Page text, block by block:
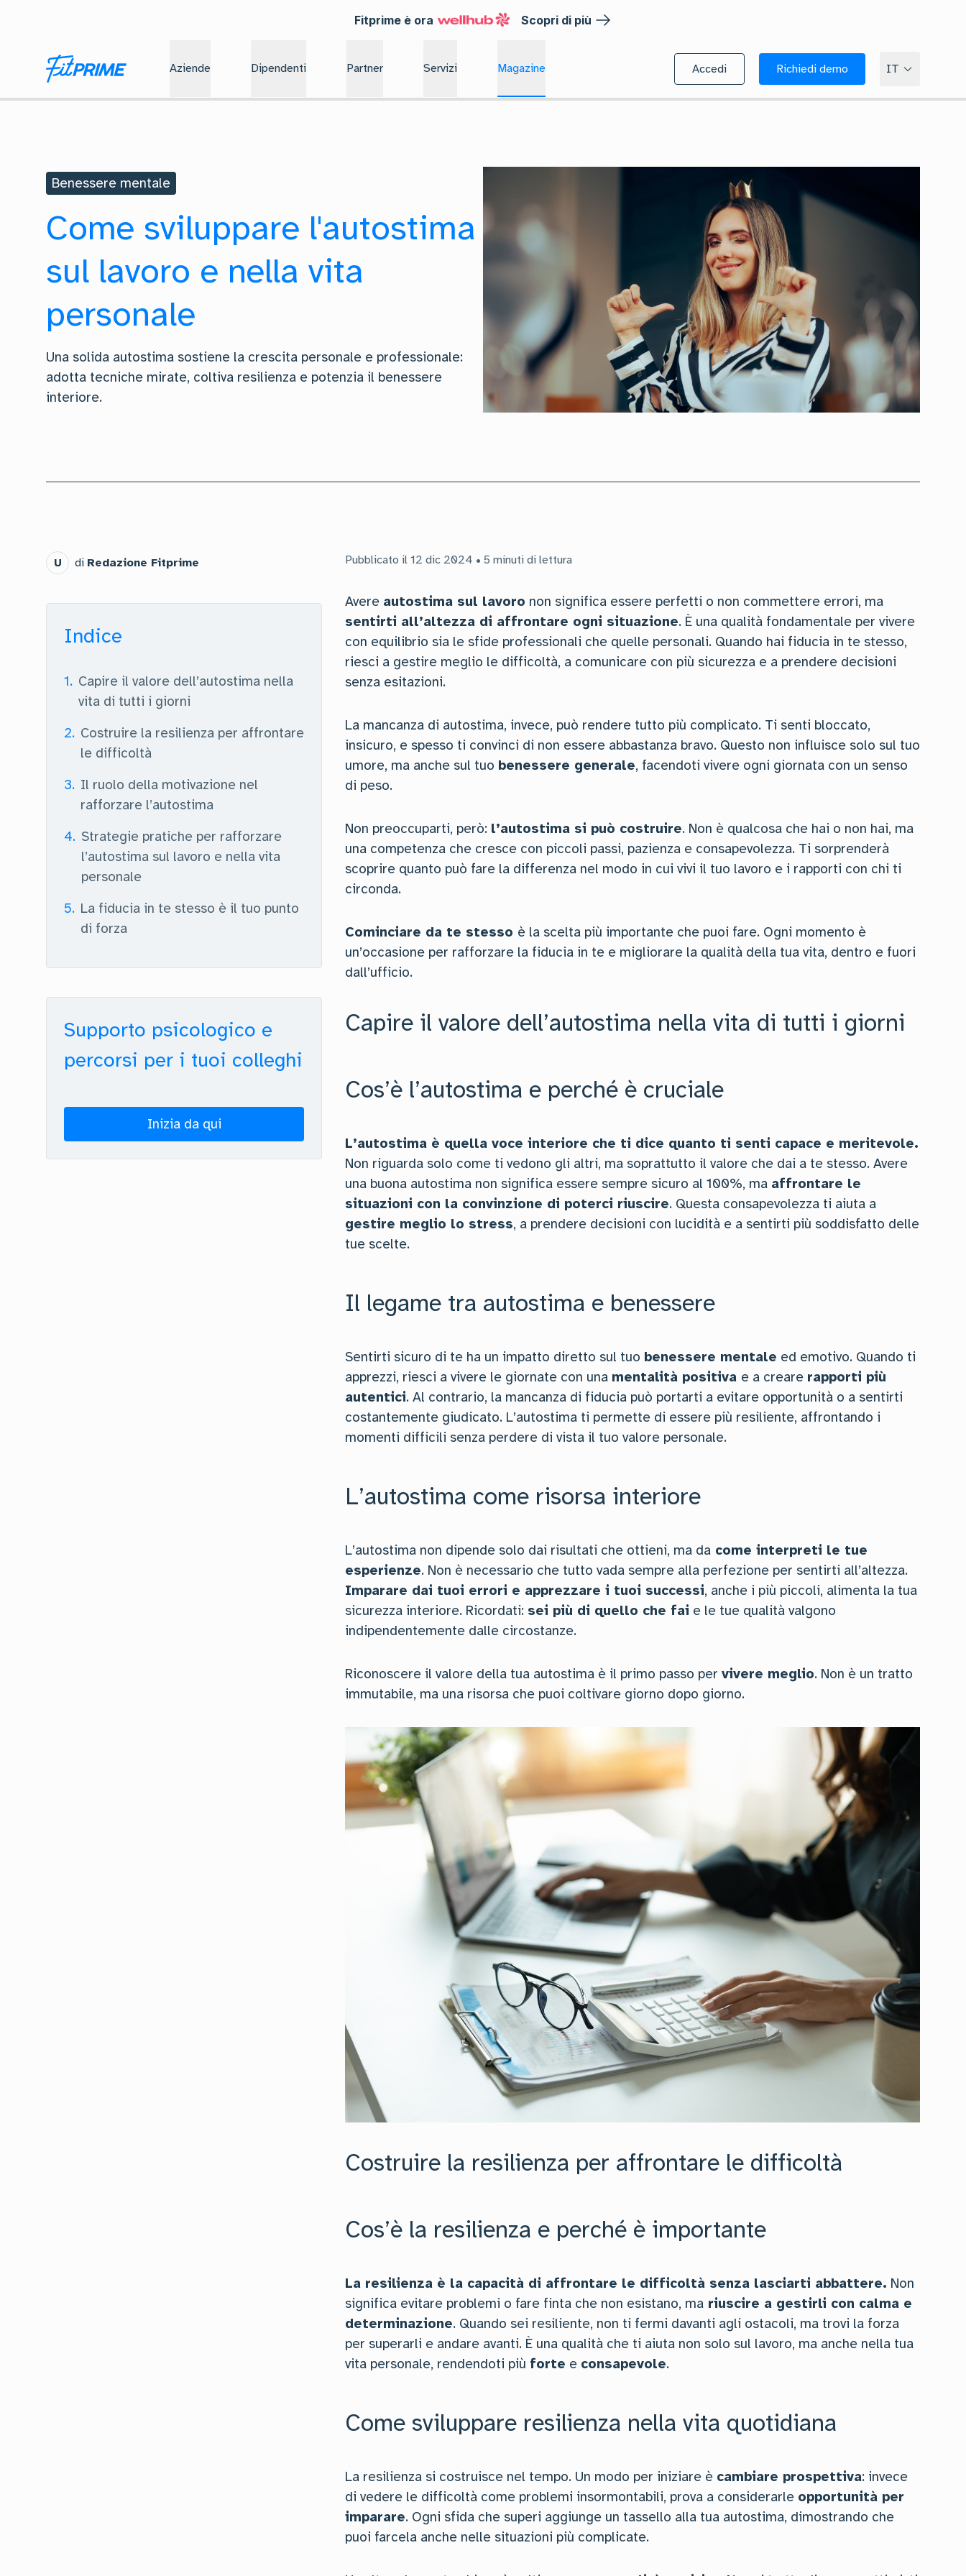
Fitprime è ora Scopri di più
Aziende Dipendenti Partner Servizi Magazine Accedi Richiedi demo IT
Benessere mentale
Come sviluppare l'autostima
sul lavoro e nella vita
personale
Una solida autostima sostiene la crescita personale e professionale:
adotta tecniche mirate, coltiva resilienza e potenzia il benessere
interiore.
U di Redazione Fitprime
Indice
1. Capire il valore dell’autostima nella
vita di tutti i giorni
2. Costruire la resilienza per affrontare
le difficoltà
3. Il ruolo della motivazione nel
rafforzare l’autostima
4. Strategie pratiche per rafforzare
l’autostima sul lavoro e nella vita
personale
5. La fiducia in te stesso è il tuo punto
di forza
Supporto psicologico e
percorsi per i tuoi colleghi
Inizia da qui
Pubblicato il 12 dic 2024 • 5 minuti di lettura
Avere autostima sul lavoro non significa essere perfetti o non commettere errori, ma
sentirti all’altezza di affrontare ogni situazione. È una qualità fondamentale per vivere
con equilibrio sia le sfide professionali che quelle personali. Quando hai fiducia in te stesso,
riesci a gestire meglio le difficoltà, a comunicare con più sicurezza e a prendere decisioni
senza esitazioni.
La mancanza di autostima, invece, può rendere tutto più complicato. Ti senti bloccato,
insicuro, e spesso ti convinci di non essere abbastanza bravo. Questo non influisce solo sul tuo
umore, ma anche sul tuo benessere generale, facendoti vivere ogni giornata con un senso
di peso.
Non preoccuparti, però: l’autostima si può costruire. Non è qualcosa che hai o non hai, ma
una competenza che cresce con piccoli passi, pazienza e consapevolezza. Ti sorprenderà
scoprire quanto può fare la differenza nel modo in cui vivi il tuo lavoro e i rapporti con chi ti
circonda.
Cominciare da te stesso è la scelta più importante che puoi fare. Ogni momento è
un’occasione per rafforzare la fiducia in te e migliorare la qualità della tua vita, dentro e fuori
dall’ufficio.
Capire il valore dell’autostima nella vita di tutti i giorni
Cos’è l’autostima e perché è cruciale
L’autostima è quella voce interiore che ti dice quanto ti senti capace e meritevole.
Non riguarda solo come ti vedono gli altri, ma soprattutto il valore che dai a te stesso. Avere
una buona autostima non significa essere sempre sicuro al 100%, ma affrontare le
situazioni con la convinzione di poterci riuscire. Questa consapevolezza ti aiuta a
gestire meglio lo stress, a prendere decisioni con lucidità e a sentirti più soddisfatto delle
tue scelte.
Il legame tra autostima e benessere
Sentirti sicuro di te ha un impatto diretto sul tuo benessere mentale ed emotivo. Quando ti
apprezzi, riesci a vivere le giornate con una mentalità positiva e a creare rapporti più
autentici. Al contrario, la mancanza di fiducia può portarti a evitare opportunità o a sentirti
costantemente giudicato. L’autostima ti permette di essere più resiliente, affrontando i
momenti difficili senza perdere di vista il tuo valore personale.
L’autostima come risorsa interiore
L’autostima non dipende solo dai risultati che ottieni, ma da come interpreti le tue
esperienze. Non è necessario che tutto vada sempre alla perfezione per sentirti all’altezza.
Imparare dai tuoi errori e apprezzare i tuoi successi, anche i più piccoli, alimenta la tua
sicurezza interiore. Ricordati: sei più di quello che fai e le tue qualità valgono
indipendentemente dalle circostanze.
Riconoscere il valore della tua autostima è il primo passo per vivere meglio. Non è un tratto
immutabile, ma una risorsa che puoi coltivare giorno dopo giorno.
Costruire la resilienza per affrontare le difficoltà
Cos’è la resilienza e perché è importante
La resilienza è la capacità di affrontare le difficoltà senza lasciarti abbattere. Non
significa evitare problemi o fare finta che non esistano, ma riuscire a gestirli con calma e
determinazione. Quando sei resiliente, non ti fermi davanti agli ostacoli, ma trovi la forza
per superarli e andare avanti. È una qualità che ti aiuta non solo sul lavoro, ma anche nella tua
vita personale, rendendoti più forte e consapevole.
Come sviluppare resilienza nella vita quotidiana
La resilienza si costruisce nel tempo. Un modo per iniziare è cambiare prospettiva: invece
di vedere le difficoltà come problemi insormontabili, prova a considerarle opportunità per
imparare. Ogni sfida che superi aggiunge un tassello alla tua autostima, dimostrando che
puoi farcela anche nelle situazioni più complicate.